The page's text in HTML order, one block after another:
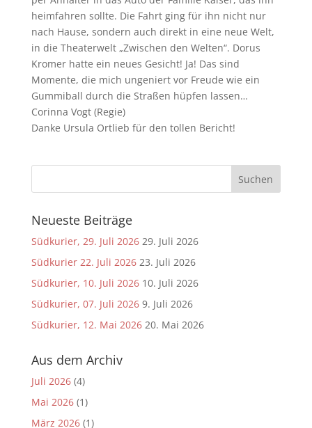
heimfahren sollte. Die Fahrt ging für ihn nicht nur
nach Hause, sondern auch direkt in eine neue Welt,
in die Theaterwelt „Zwischen den Welten“. Dorus
Kromer hatte ein neues Gesicht! Ja! Das sind
Momente, die mich ungeniert vor Freude wie ein
Gummiball durch die Straßen hüpfen lassen…
Corinna Vogt (Regie)
Danke Ursula Ortlieb für den tollen Bericht!
Neueste Beiträge
Südkurier, 29. Juli 2026 29. Juli 2026
Südkurier 22. Juli 2026 23. Juli 2026
Südkurier, 10. Juli 2026 10. Juli 2026
Südkurier, 07. Juli 2026 9. Juli 2026
Südkurier, 12. Mai 2026 20. Mai 2026
Aus dem Archiv
Juli 2026(4)
Mai 2026(1)
März 2026(1)